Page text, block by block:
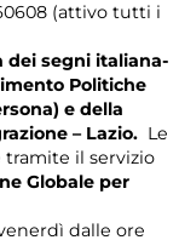
(attivo tutti i
dei segni italiana-
Politiche
e della
– Lazio. Le
tramite il servizio
Globale per
dalle ore